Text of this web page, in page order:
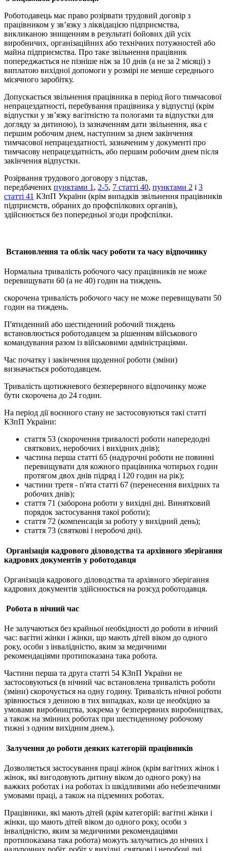
Роботодавець має право розірвати трудовий договір з
працівником у зв’язку з ліквідацією підприємства,
викликаною знищенням в результаті бойових дій усіх
виробничих, організаційних або технічних потужностей або
майна підприємства. Про таке звільнення працівник
попереджається не пізніше ніж за 10 днів (а не за 2 місяці) з
виплатою вихідної допомоги у розмірі не менше середнього
місячного заробітку.
Допускається звільнення працівника в період його тимчасової
непрацездатності, перебування працівника у відпустці (крім
відпустки у зв’язку вагітністю та пологами та відпустки для
догляду за дитиною), із зазначенням дати звільнення, яка є
першим робочим днем, наступним за днем закінчення
тимчасової непрацездатності, зазначеним у документі про
тимчасову непрацездатність, або першим робочим днем після
закінчення відпустки.
Розірвання трудового договору з підстав,
передбачених пунктами 1 , 2-5, 7 статті 40, пунктами 2 і 3
статті 41 КЗпП України (крім випадків звільнення працівників
підприємств, обраних до профспілкових органів),
здійснюється без попередньої згоди профспілки.
Встановлення та облік часу роботи та часу відпочинку
Нормальна тривалість робочого часу працівників не може
перевищувати 60 (а не 40) годин на тиждень.
скорочена тривалість робочого часу не може перевищувати 50
годин на тиждень.
П'ятиденний або шестиденний робочий тиждень
встановлюється роботодавцем за рішенням військового
командування разом із військовими адміністраціями.
Час початку і закінчення щоденної роботи (зміни)
визначається роботодавцем.
Тривалість щотижневого безперервного відпочинку може
бути скорочена до 24 годин.
На період дії воєнного стану не застосовуються такі статті
КЗпП України:
стаття 53 (скорочення тривалості роботи напередодні
святкових, неробочих і вихідних днів);
частина перша статті 65 (надурочні роботи не повинні
перевищувати для кожного працівника чотирьох годин
протягом двох днів підряд і 120 годин на рік);
частини третя - п'ята статті 67 (перенесення вихідних та
робочих днів);
стаття 71 (заборона роботи у вихідні дні. Винятковий
порядок застосування такої роботи);
стаття 72 (компенсація за роботу у вихідний день);
стаття 73 (святкові і неробочі дні).
Організація кадрового діловодства та архівного зберігання
кадрових документів у роботодавця
Організація кадрового діловодства та архівного зберігання
кадрових документів здійснюється на розсуд роботодавця.
Робота в нічний час
Не залучаються без крайньої необхідності до роботи в нічний
час: вагітні жінки і жінки, що мають дітей віком до одного
року, особи з інвалідністю, яким за медичними
рекомендаціями протипоказана така робота.
Частини перша та друга статті 54 КЗпП України не
застосовуються (в нічний час встановлена тривалість роботи
(зміни) скорочується на одну годину. Тривалість нічної роботи
зрівнюється з денною в тих випадках, коли це необхідно за
умовами виробництва, зокрема у безперервних виробництвах,
а також на змінних роботах при шестиденному робочому
тижні з одним вихідним днем.).
Залучення до роботи деяких категорій працівників
Дозволяється застосування праці жінок (крім вагітних жінок і
жінок, які вигодовують дитину віком до одного року) на
важких роботах і на роботах із шкідливими або небезпечними
умовами праці, а також на підземних роботах.
Працівники, які мають дітей (крім категорій: вагітні жінки і
жінки, що мають дітей віком до одного року, особи з
інвалідністю, яким за медичними рекомендаціями
протипоказана така робота) можуть залучатись до нічних і
надурочних робіт, робіт у вихідні, святкові і неробочі дні,